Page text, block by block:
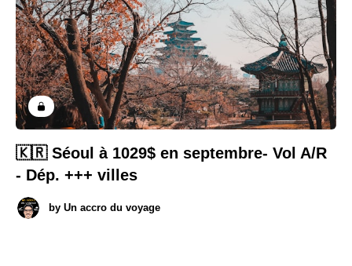
🇰🇷 Séoul à 1029$ en septembre- Vol A/R
- Dép. +++ villes
by Un accro du voyage